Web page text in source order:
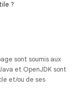
?
sont soumis aux
et OpenJDK sont
et/ou de ses